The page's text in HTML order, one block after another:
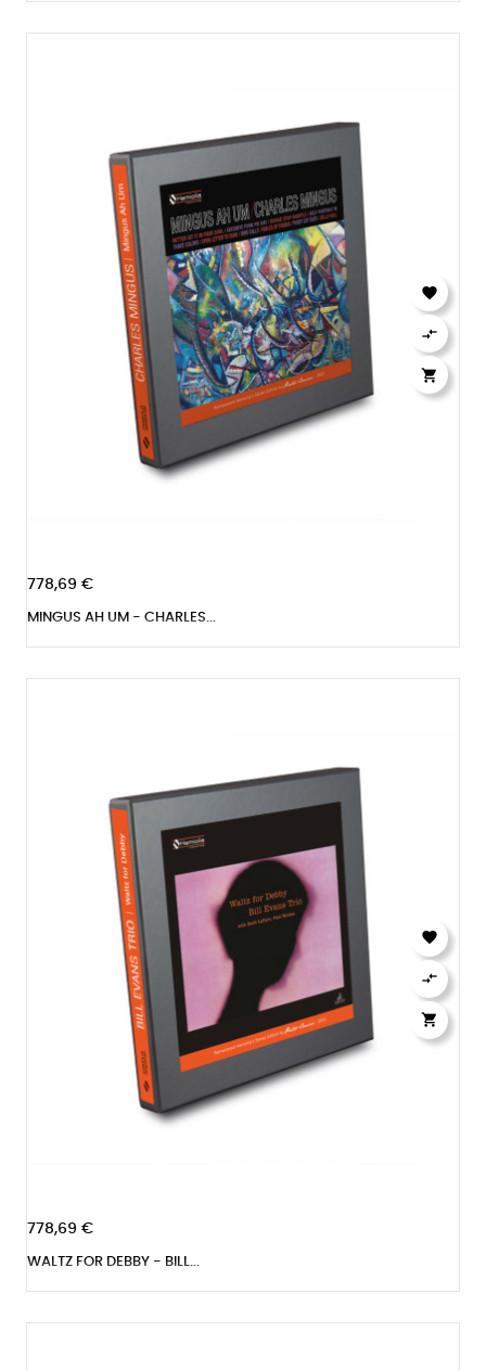
778,69 €
MINGUS AH UM - CHARLES...



778,69 €
WALTZ FOR DEBBY - BILL...


